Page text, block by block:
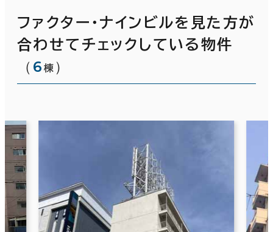
ファクター・ナインビルを見た方が
合わせてチェックしている物件
（ 6 棟 ）